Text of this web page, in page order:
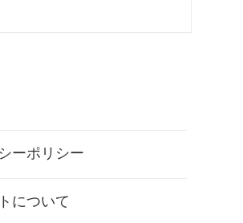
ーポリシー
について